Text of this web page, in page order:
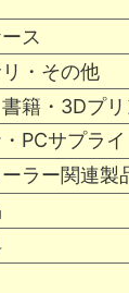
ス
・その他
籍・3Dプ
PCサプライ
ラー関連製